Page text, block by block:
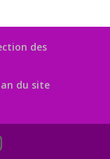
des
du site